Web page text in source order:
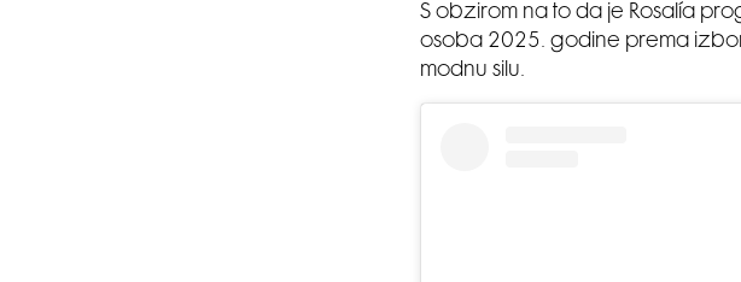
S obzirom na to da je Rosalía
osoba 2025. godine prema
modnu silu.